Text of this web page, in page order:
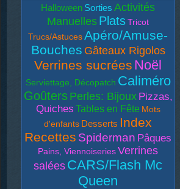
Halloween Sorties Activités
Manuelles Plats Tricot
Trucs/Astuces Apéro/Amuse-
Bouches Gâteaux Rigolos
Verrines sucrées Noël
Serviettage, Décopatch Caliméro
Goûters Perles: Bijoux Pizzas,
Quiches Tables en Fête Mots
d'enfants Desserts Index
Recettes Spiderman Pâques
Pains, Viennoiseries Verrines
salées CARS/Flash Mc
Queen